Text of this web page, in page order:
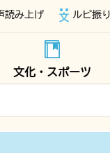
読み上げ ルビ振り
文化・スポーツ